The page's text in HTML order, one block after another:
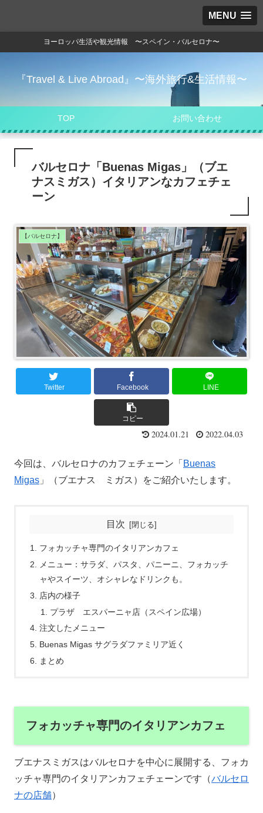
MENU
ヨーロッパ生活や観光情報 〜スペイン・バルセロナ〜
『Travel & Live Abroad』〜海外旅行&生活情報〜
TOP お問い合わせ
バルセロナ「Buenas Migas」（ブエ
ナスミガス）イタリアンなカフェチェ
ーン
【バルセロナ】
Twitter Facebook LINE
コピー
2024.01.21 2022.04.03
今回は、バルセロナのカフェチェーン「 Buenas
Migas 」（ブエナス ミガス）をご紹介いたします。
目次
フォカッチャ専門のイタリアンカフェ
メニュー：サラダ、パスタ、パニーニ、フォカッチ
ャやスイーツ、オシャレなドリンクも。
店内の様子
プラザ エスパーニャ店（スペイン広場）
注文したメニュー
Buenas Migas サグラダファミリア近く
まとめ
フォカッチャ専門のイタリアンカフェ
ブエナスミガスはバルセロナを中心に展開する、フォカ
ッチャ専門のイタリアンカフェチェーンです（バルセロ
ナの店舗）